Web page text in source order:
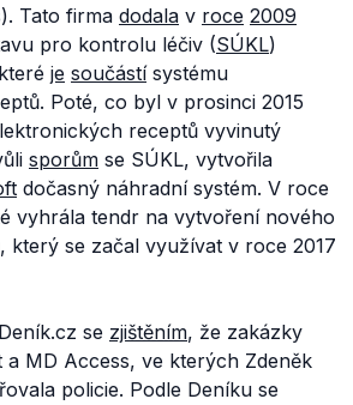
Tato firma dodala v roce 2009
pro kontrolu léčiv (SÚKL)
je součástísystému
Poté, co byl v prosinci 2015
receptů vyvinutý
sporům se SÚKL, vytvořila
dočasný náhradní systém. V roce
vyhrála tendr na vytvoření nového
který se začal využívat v roce 2017
se zjištěním, že zakázky
MD Access, ve kterých Zdeněk
policie. Podle Deníku se